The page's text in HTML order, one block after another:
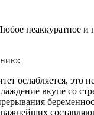
ослабляется, это
вкупе со